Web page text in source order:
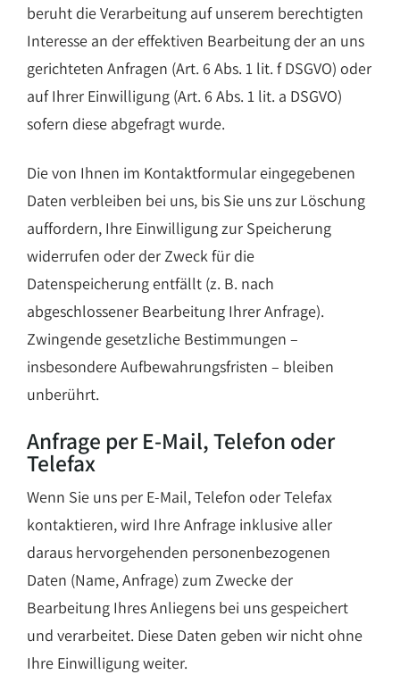
beruht die Verarbeitung auf unserem berechtigten
Interesse an der effektiven Bearbeitung der an uns
gerichteten Anfragen (Art. 6 Abs. 1 lit. f DSGVO) oder
auf Ihrer Einwilligung (Art. 6 Abs. 1 lit. a DSGVO)
sofern diese abgefragt wurde.
Die von Ihnen im Kontaktformular eingegebenen
Daten verbleiben bei uns, bis Sie uns zur Löschung
auffordern, Ihre Einwilligung zur Speicherung
widerrufen oder der Zweck für die
Datenspeicherung entfällt (z. B. nach
abgeschlossener Bearbeitung Ihrer Anfrage).
Zwingende gesetzliche Bestimmungen –
insbesondere Aufbewahrungsfristen – bleiben
unberührt.
Anfrage per E-Mail, Telefon oder
Telefax
Wenn Sie uns per E-Mail, Telefon oder Telefax
kontaktieren, wird Ihre Anfrage inklusive aller
daraus hervorgehenden personenbezogenen
Daten (Name, Anfrage) zum Zwecke der
Bearbeitung Ihres Anliegens bei uns gespeichert
und verarbeitet. Diese Daten geben wir nicht ohne
Ihre Einwilligung weiter.